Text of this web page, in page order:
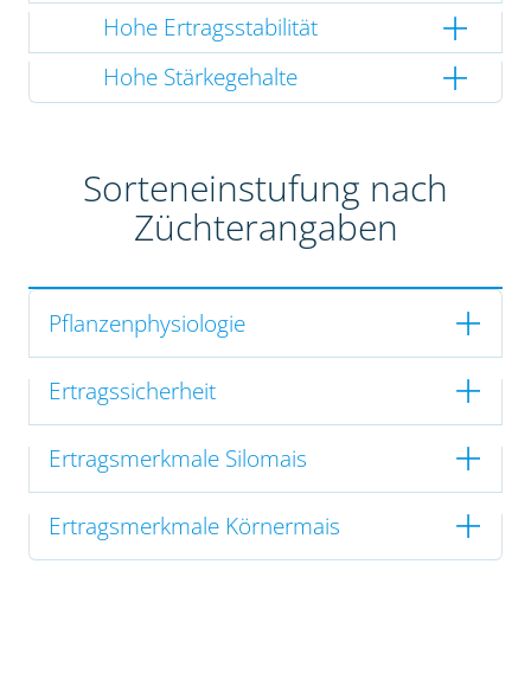
Hohe Ertragsstabilität
Hohe Stärkegehalte
Sorteneinstufung nach
Züchterangaben
Pflanzenphysiologie
Ertragssicherheit
Ertragsmerkmale Silomais
Ertragsmerkmale Körnermais